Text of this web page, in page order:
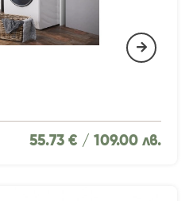
55.73 € / 109.00 лв.